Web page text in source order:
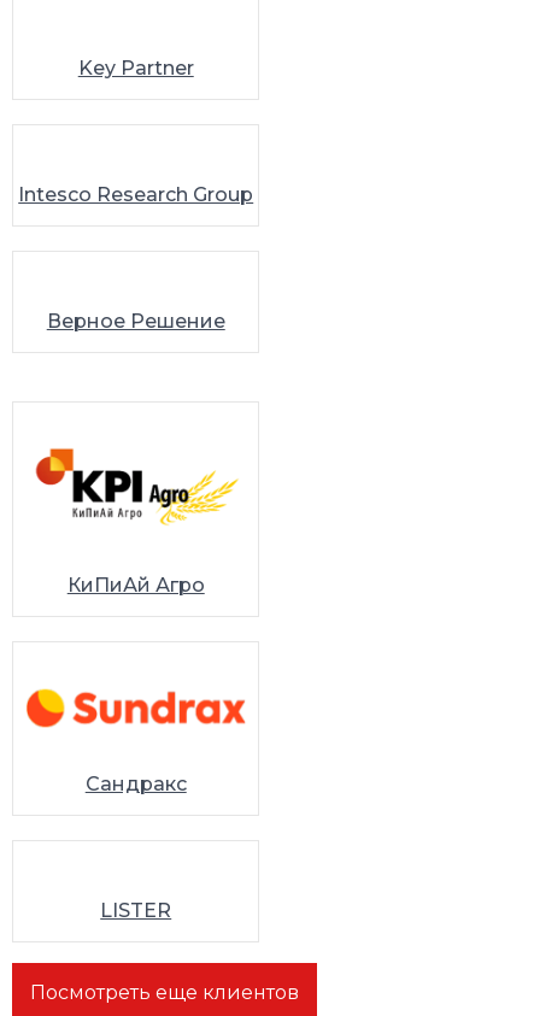
Key Partner
Intesco Research Group
Верное Решение
КиПиАй Агро
Сандракс
LISTER
Посмотреть еще клиентов